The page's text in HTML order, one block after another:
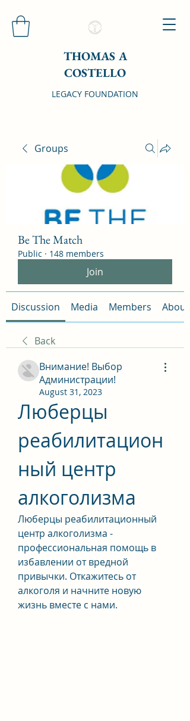
THOMAS A
COSTELLO
LEGACY FOUNDATION
Groups
Be The Match
Public · 148 members
Join
Discussion Media Members About
Back
Внимание! Выбор
Администрации!
August 31, 2023
Люберцы
реабилитацион
ный центр
алкоголизма
Люберцы реабилитационный
центр алкоголизма -
профессиональная помощь в
избавлении от вредной
привычки. Откажитесь от
алкоголя и начните новую
жизнь вместе с нами.